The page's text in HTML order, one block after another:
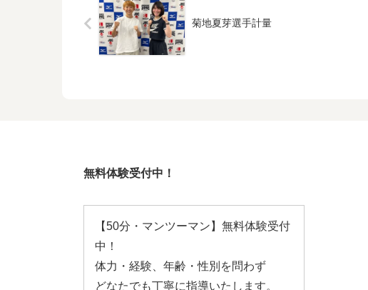
菊地夏芽選手計量
無料体験受付中！
【50分・マンツーマン】無料体験受付
中！
体力・経験、年齢・性別を問わず
どなたでも丁寧に指導いたします。